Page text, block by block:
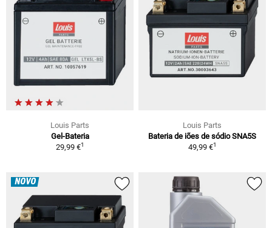
Louis Parts
Gel-Bateria
29,99 €1
Louis Parts
Bateria de iões de sódio SNA5S
49,99 €1
NOVO